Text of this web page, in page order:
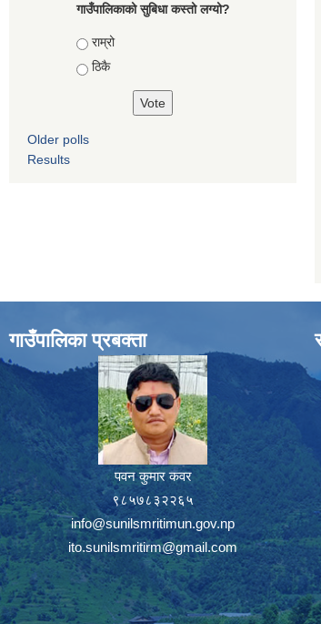
गाउँपालिकाको सुबिधा कस्तो लग्यो?
Choices
राम्रो
ठिकै
Older polls
Results
गाउँपालिका प्रबक्ता
पवन कुमार कवर
९८५७८३२२६५
info@sunilsmritimun.gov.np
ito.sunilsmritirm@gmail.com